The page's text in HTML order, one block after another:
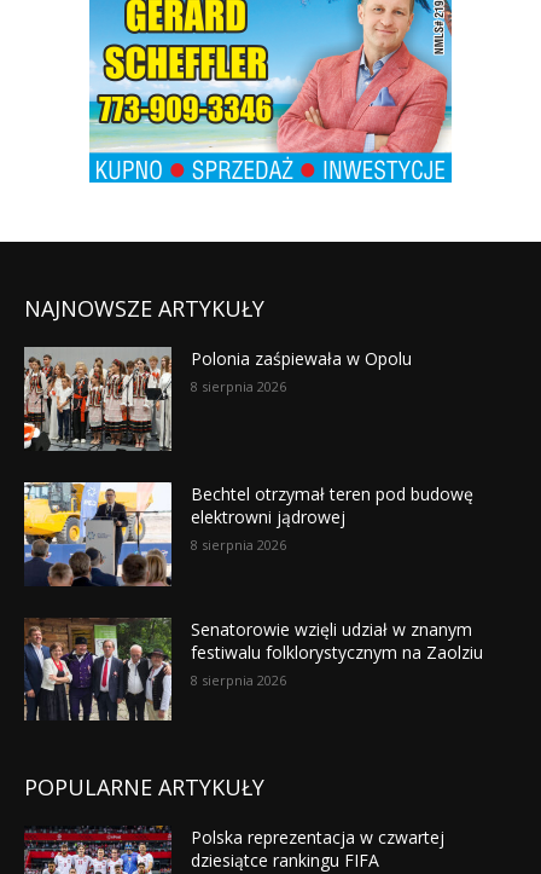
NAJNOWSZE ARTYKUŁY
Polonia zaśpiewała w Opolu
8 sierpnia 2026
Bechtel otrzymał teren pod budowę
elektrowni jądrowej
8 sierpnia 2026
Senatorowie wzięli udział w znanym
festiwalu folklorystycznym na Zaolziu
8 sierpnia 2026
POPULARNE ARTYKUŁY
Polska reprezentacja w czwartej
dziesiątce rankingu FIFA